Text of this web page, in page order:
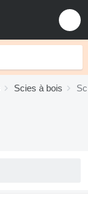
Scies à bois